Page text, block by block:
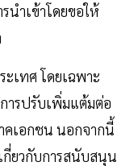
นำเข้าโดยขอให้
ะเทศ โดยเฉพาะ
ารปรับเพิ่มแต้มต่อ
คเอกชน นอกจากนี้
กี่ยวกับการสนับสนุน